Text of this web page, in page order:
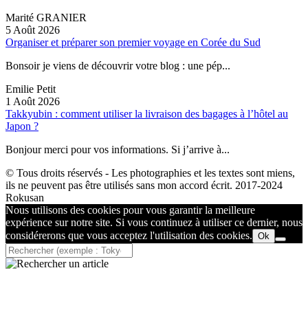
Marité GRANIER
5 Août 2026
Organiser et préparer son premier voyage en Corée du Sud
Bonsoir je viens de découvrir votre blog : une pép...
Emilie Petit
1 Août 2026
Takkyubin : comment utiliser la livraison des bagages à l’hôtel au
Japon ?
Bonjour merci pour vos informations. Si j’arrive à...
© Tous droits réservés - Les photographies et les textes sont miens,
ils ne peuvent pas être utilisés sans mon accord écrit. 2017-2024
Rokusan
Nous utilisons des cookies pour vous garantir la meilleure
expérience sur notre site. Si vous continuez à utiliser ce dernier, nous
considérerons que vous acceptez l'utilisation des cookies. Ok